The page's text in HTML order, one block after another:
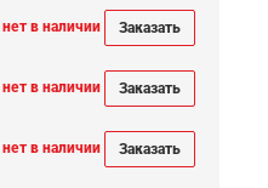
нет в наличии Заказать
нет в наличии Заказать
нет в наличии Заказать